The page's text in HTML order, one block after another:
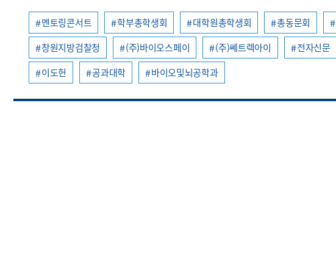
멘토링콘서트 학부총학생회 대학원총학생회 총동문회
창원지방검찰청
(주)바이오스페이 (주)쎄트렉아이 전자신문
이도헌
공과대학 바이오및뇌공학과